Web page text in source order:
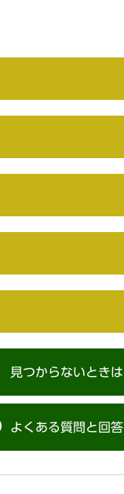
見つからないときは
よくある質問と回答